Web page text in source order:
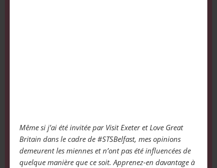
Même si j’ai été invitée par Visit Exeter et Love Great
Britain dans le cadre de #STSBelfast, mes opinions
demeurent les miennes et n’ont pas été influencées de
quelque manière que ce soit. Apprenez-en davantage à